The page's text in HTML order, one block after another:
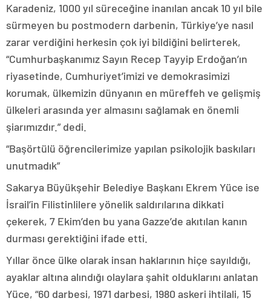
Karadeniz, 1000 yıl süreceğine inanılan ancak 10 yıl bile
sürmeyen bu postmodern darbenin, Türkiye’ye nasıl
zarar verdiğini herkesin çok iyi bildiğini belirterek,
“Cumhurbaşkanımız Sayın Recep Tayyip Erdoğan’ın
riyasetinde, Cumhuriyet’imizi ve demokrasimizi
korumak, ülkemizin dünyanın en müreffeh ve gelişmiş
ülkeleri arasında yer almasını sağlamak en önemli
şiarımızdır.” dedi.
“Başörtülü öğrencilerimize yapılan psikolojik baskıları
unutmadık”
Sakarya Büyükşehir Belediye Başkanı Ekrem Yüce ise
İsrail’in Filistinlilere yönelik saldırılarına dikkati
çekerek, 7 Ekim’den bu yana Gazze’de akıtılan kanın
durması gerektiğini ifade etti.
Yıllar önce ülke olarak insan haklarının hiçe sayıldığı,
ayaklar altına alındığı olaylara şahit olduklarını anlatan
Yüce, “60 darbesi, 1971 darbesi, 1980 askeri ihtilali, 15